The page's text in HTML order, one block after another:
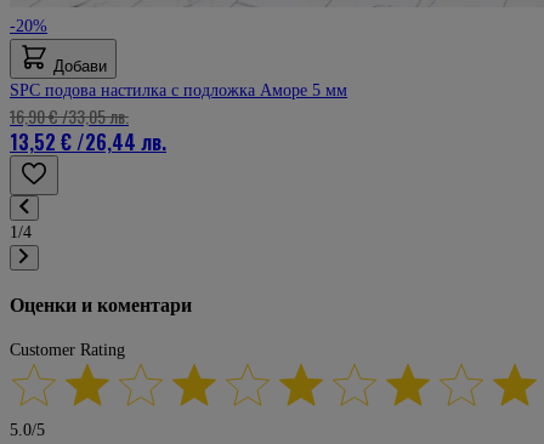
-20%
Добави
SPC подова настилка с подложка Аморе 5 мм
13,52 €/26,44 лв.
16,90 €/33,05 лв.
1/4
Оценки и коментари
Customer Rating
5.0/5